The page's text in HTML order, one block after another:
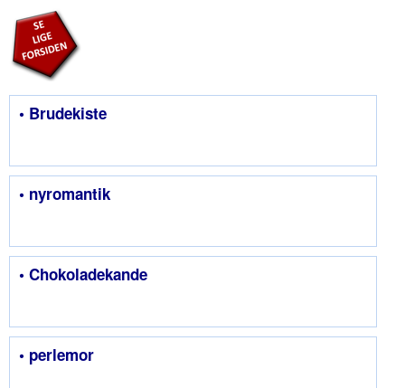
• Brudekiste
• nyromantik
• Chokoladekande
• perlemor